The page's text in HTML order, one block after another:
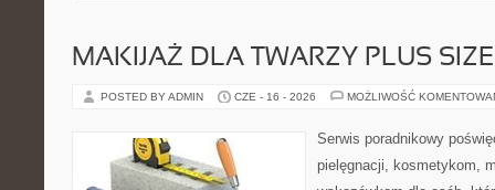
MAKIJAŻ DLA TWARZY PLUS SIZE
POSTED BY ADMIN CZE - 16 - 2026 MOŻLIWOŚĆ
Serwis poradnikowy
pielęgnacji, kosmetykom,